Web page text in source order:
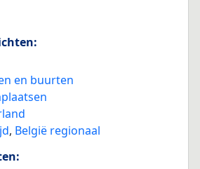
en buurten
, België regionaal